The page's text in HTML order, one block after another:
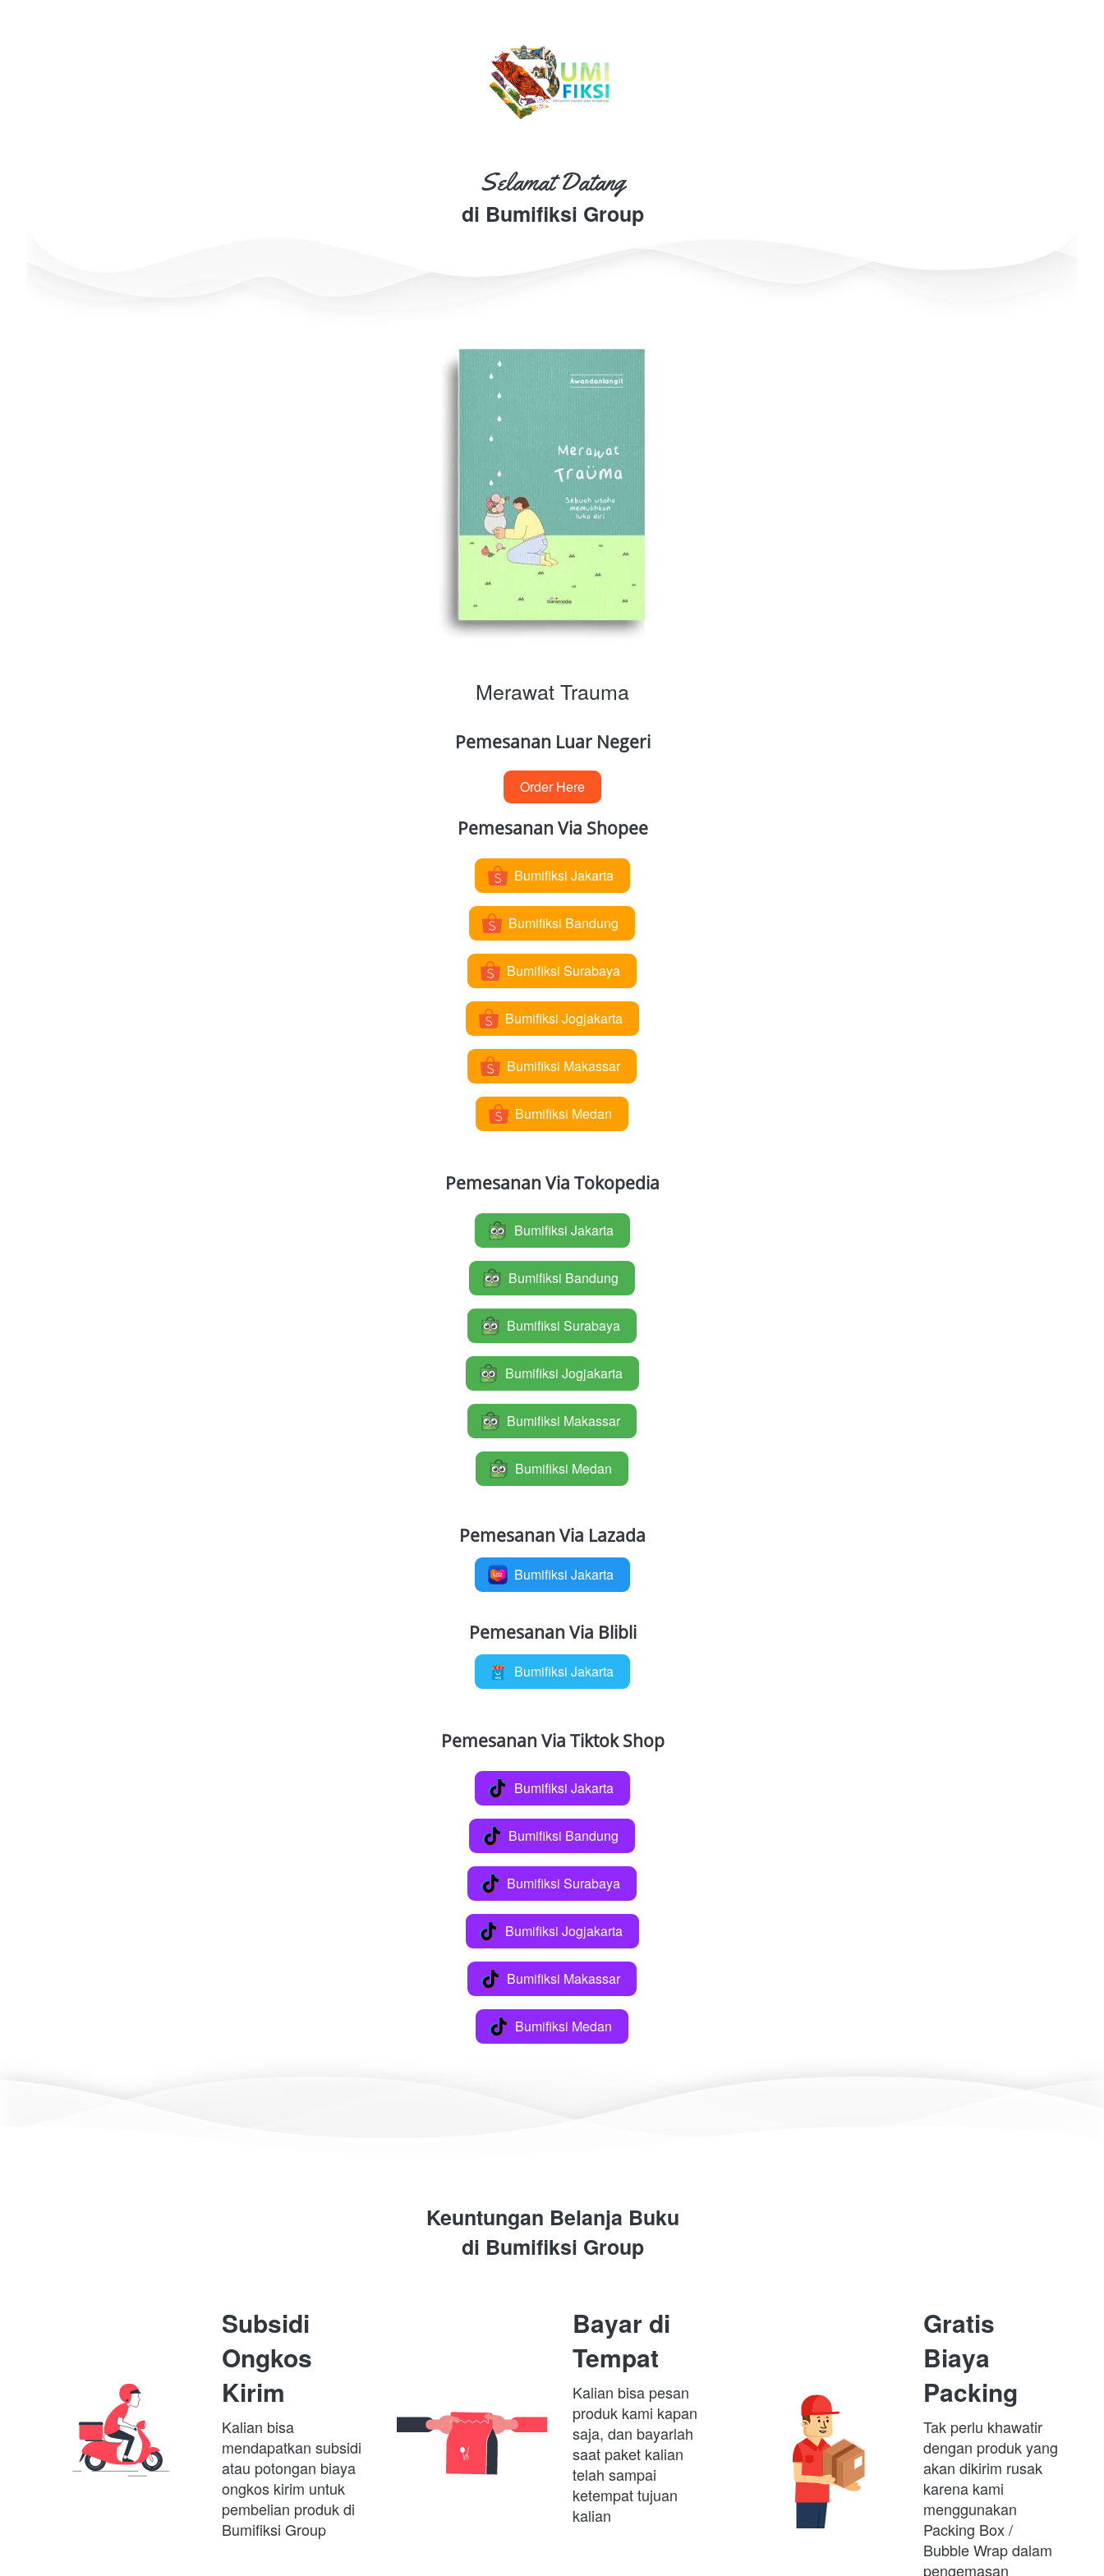
Selamat Datang
di Bumifiksi Group
Merawat Trauma
Pemesanan Luar Negeri
`
Order Here
Pemesanan Via Shopee
` Bumifiksi Jakarta
` Bumifiksi Bandung
` Bumifiksi Surabaya
` Bumifiksi Jogjakarta
` Bumifiksi Makassar
` Bumifiksi Medan
Pemesanan Via Tokopedia
` Bumifiksi Jakarta
` Bumifiksi Bandung
` Bumifiksi Surabaya
` Bumifiksi Jogjakarta
` Bumifiksi Makassar
` Bumifiksi Medan
Pemesanan Via Lazada
` Bumifiksi Jakarta
Pemesanan Via Blibli
` Bumifiksi Jakarta
Pemesanan Via Tiktok Shop
` Bumifiksi Jakarta
` Bumifiksi Bandung
` Bumifiksi Surabaya
` Bumifiksi Jogjakarta
` Bumifiksi Makassar
` Bumifiksi Medan
Keuntungan Belanja Buku
di Bumifiksi Group
Subsidi
Ongkos
Kirim
Kalian bisa
mendapatkan subsidi
atau potongan biaya
ongkos kirim untuk
pembelian produk di
Bumifiksi Group
Bayar di
Tempat
Kalian bisa pesan
produk kami kapan
saja, dan bayarlah
saat paket kalian
telah sampai
ketempat tujuan
kalian
Gratis
Biaya
Packing
Tak perlu khawatir
dengan produk yang
akan dikirim rusak
karena kami
menggunakan
Packing Box /
Bubble Wrap dalam
pengemasan